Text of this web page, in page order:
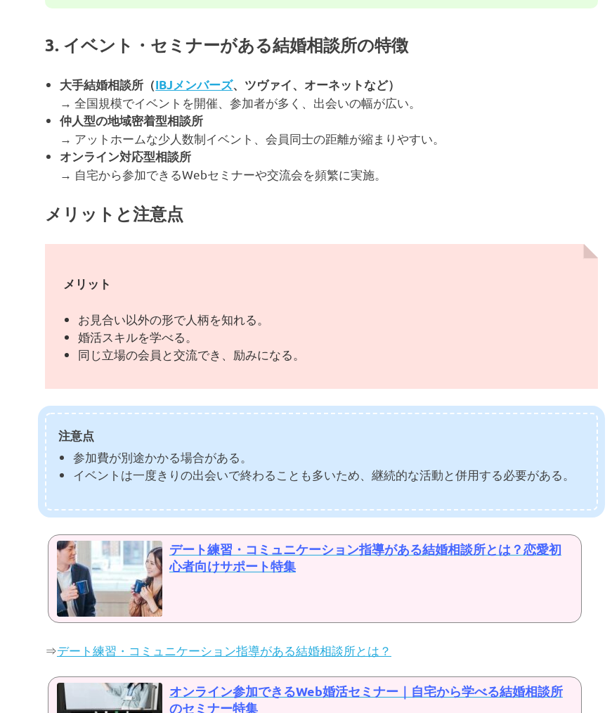
3. イベント・セミナーがある結婚相談所の特徴
大手結婚相談所（IBJメンバーズ、ツヴァイ、オーネットなど）
→ 全国規模でイベントを開催、参加者が多く、出会いの幅が広い。
仲人型の地域密着型相談所
→ アットホームな少人数制イベント、会員同士の距離が縮まりやすい。
オンライン対応型相談所
→ 自宅から参加できるWebセミナーや交流会を頻繁に実施。
メリットと注意点
メリット
お見合い以外の形で人柄を知れる。
婚活スキルを学べる。
同じ立場の会員と交流でき、励みになる。
注意点
参加費が別途かかる場合がある。
イベントは一度きりの出会いで終わることも多いため、継続的な活動と併用する必要がある。
デート練習・コミュニケーション指導がある結婚相談所とは？恋愛初
心者向けサポート特集
⇒デート練習・コミュニケーション指導がある結婚相談所とは？
オンライン参加できるWeb婚活セミナー｜自宅から学べる結婚相談所
のセミナー特集